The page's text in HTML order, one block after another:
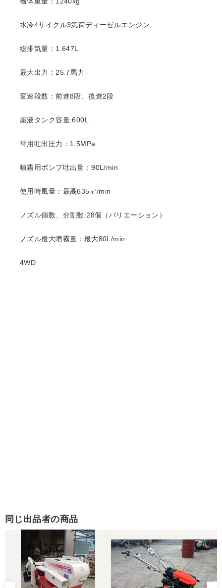
水冷4サイクル3気筒ディーゼルエンジン
総排気量：1.647L
最大出力：25.7馬力
変速段数：前進8段、後進2段
薬液タンク容量:600L
常用吐出圧力：1.5MPa
噴霧用ポンプ吐出量：90L/min
使用時風量：最高635㎥/min
ノズル個数、分割数:28個（バリエーション）
ノズル最大噴霧量：最大80L/min
4WD
同じ出品者の商品